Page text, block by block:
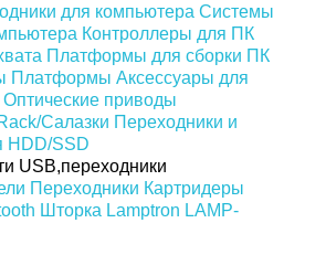
для компьютера Системы
Контроллеры для ПК
Платформы для сборки ПК
Платформы Аксессуары для
Оптические приводы
Салазки Переходники и
HDD/SSD
USB,переходники
Переходники Картридеры
Шторка Lamptron LAMP-